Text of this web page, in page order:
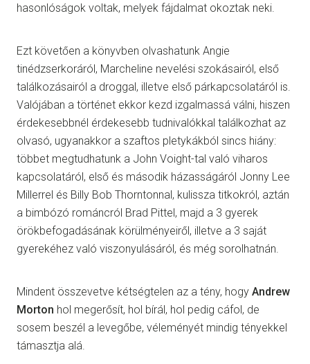
hasonlóságok voltak, melyek fájdalmat okoztak neki.
Ezt követően a könyvben olvashatunk Angie
tinédzserkoráról, Marcheline nevelési szokásairól, első
találkozásairól a droggal, illetve első párkapcsolatáról is.
Valójában a történet ekkor kezd izgalmassá válni, hiszen
érdekesebbnél érdekesebb tudnivalókkal találkozhat az
olvasó, ugyanakkor a szaftos pletykákból sincs hiány:
többet megtudhatunk a John Voight-tal való viharos
kapcsolatáról, első és második házasságáról Jonny Lee
Millerrel és Billy Bob Thorntonnal, kulissza titkokról, aztán
a bimbózó románcról Brad Pittel, majd a 3 gyerek
örökbefogadásának körülményeiről, illetve a 3 saját
gyerekéhez való viszonyulásáról, és még sorolhatnán.
Mindent összevetve kétségtelen az a tény, hogy Andrew
Morton hol megerősít, hol bírál, hol pedig cáfol, de
sosem beszél a levegőbe, véleményét mindig tényekkel
támasztja alá.